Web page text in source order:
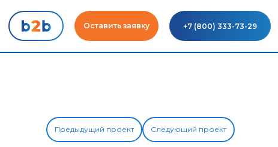
Оставить заявку +7 (800) 333-73-29
Предыдущий проект Следующий проект